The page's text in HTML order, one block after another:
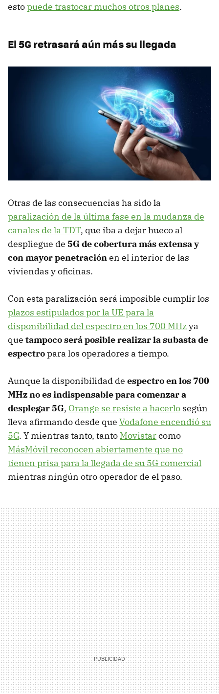
estopuede trastocar muchos otros planes.
El 5G retrasará aún más su llegada
Otras de las consecuencias ha sido la
paralización de la última fase en la mudanza de
canales de la TDT, que iba a dejar hueco al
despliegue de 5G de cobertura más extensa y
con mayor penetraciónen el interior de las
viviendas y oficinas.
Con esta paralización será imposible cumplir los
plazos estipulados por la UE para la
disponibilidad del espectro en los 700 MHzya
que tampoco será posible realizar la subasta de
espectropara los operadores a tiempo.
Aunque la disponibilidad de espectro en los 700
MHz no es indispensable para comenzar a
desplegar 5G, Orange se resiste a hacerlo según
lleva afirmando desde que Vodafone encendió su
5G. Y mientras tanto, tanto Movistarcomo
MásMóvil reconocen abiertamente que no
tienen prisa para la llegada de su 5G comercial
mientras ningún otro operador de el paso.